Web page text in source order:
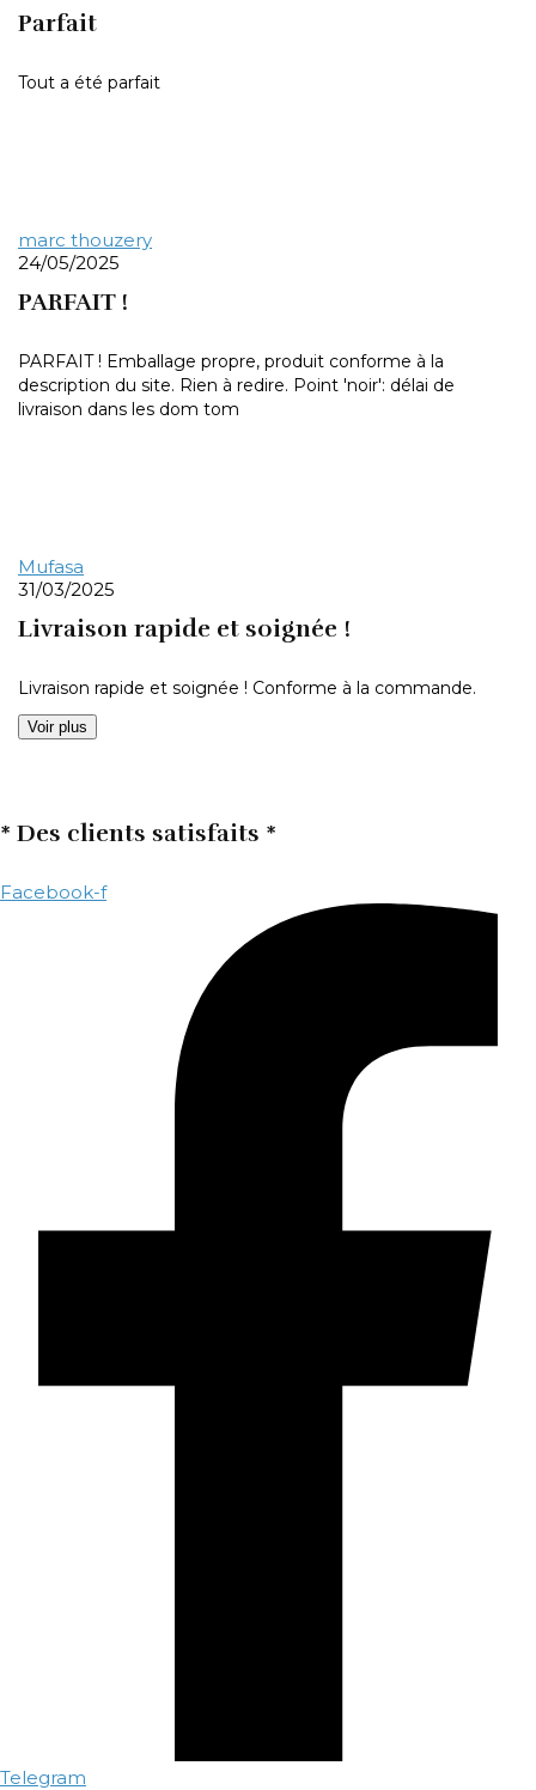
Parfait
Tout a été parfait
marc thouzery
24/05/2025
PARFAIT !
PARFAIT ! Emballage propre, produit conforme à la
description du site. Rien à redire. Point 'noir': délai de
livraison dans les dom tom
Mufasa
31/03/2025
Livraison rapide et soignée !
Livraison rapide et soignée ! Conforme à la commande.
Voir plus
* Des clients satisfaits *
Facebook-f
Telegram